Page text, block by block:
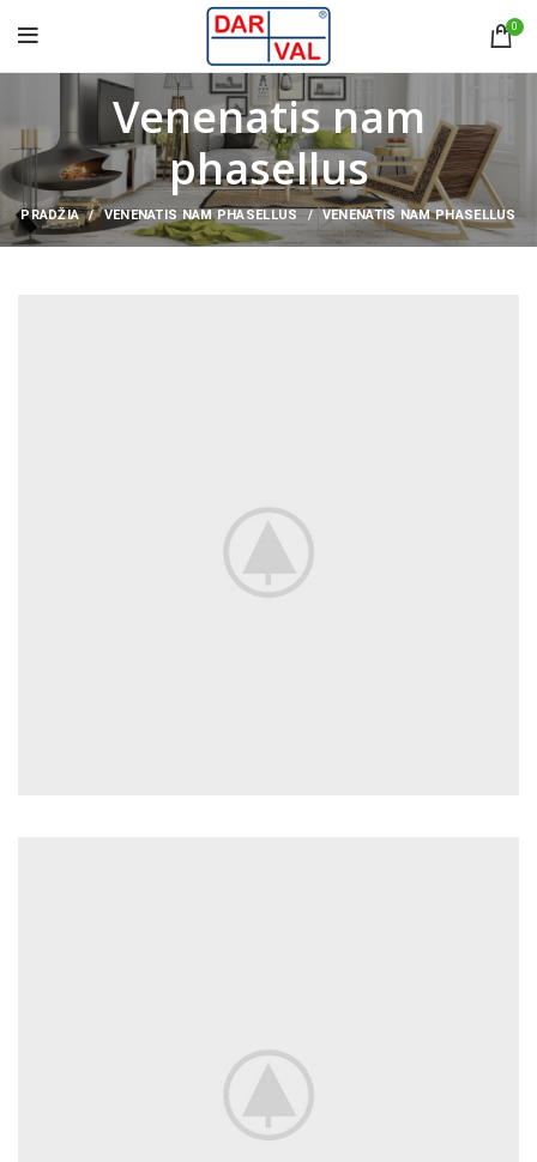
0
Venenatis nam
phasellus
PRADŽIA VENENATIS NAM PHASELLUS VENENATIS NAM PHASELLUS